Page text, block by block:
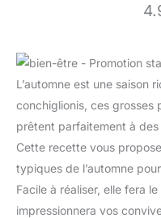
L’automne est une saison
conchiglionis, ces grosses
prêtent parfaitement à
Cette recette vous
typiques de l’automne
Facile à réaliser, elle fera
impressionnera vos